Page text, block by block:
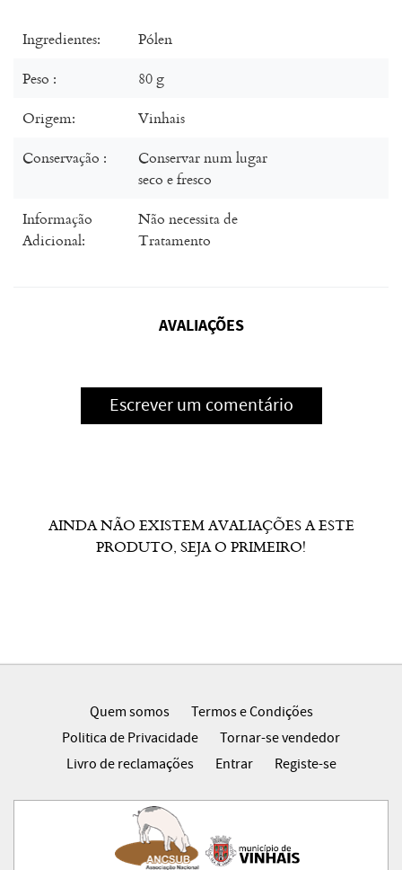
Ingredientes:
Pólen
Peso :
80 g
Origem:
Vinhais
Conservação :
Conservar num lugar
seco e fresco
Informação
Adicional:
Não necessita de
Tratamento
AVALIAÇÕES
Escrever um comentário
AINDA NÃO EXISTEM AVALIAÇÕES A ESTE
PRODUTO, SEJA O PRIMEIRO!
Quem somos
Termos e Condições
Politica de Privacidade
Tornar-se vendedor
Livro de reclamações
Entrar Registe-se